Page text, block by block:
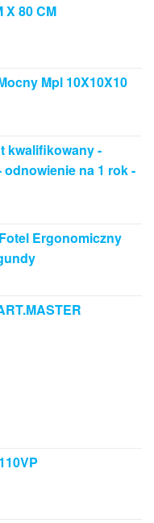
X 80 CM
Mpl 10X10X10
kwalifikowany -
na 1 rok -
Ergonomiczny